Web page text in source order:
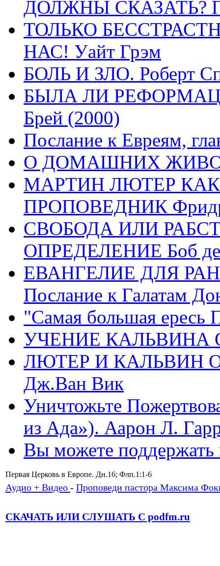
ДОЛЖНЫ СКАЗАТЬ?
ТОЛЬКО
НАС! Уайт Грэм
БОЛЬ И ЗЛО. Роберт
БЫЛА ЛИ
Брей (2000)
Послание к Евреям,
О ДОМАШНИХ
МАРТИН ЛЮТЕР
ПРОПОВЕДНИК
СВОБОДА ИЛИ
ОПРЕДЕЛЕНИЕ Боб де
ЕВАНГЕЛИЕ ДЛЯ
Послание к Галатам
"Самая большая ересь
УЧЕНИЕ КАЛЬВИНА
ЛЮТЕР И КАЛЬВИН
Дж.Ван Вик
Уничтожьте
из Ада»). Аарон Л.
Вы можете
Первая Церковь в Европе. Дн.16; Флп.1:1-6
Аудио + Видео - Проповеди пастора Максима
СКАЧАТЬ ИЛИ СЛУШАТЬ С podfm.ru